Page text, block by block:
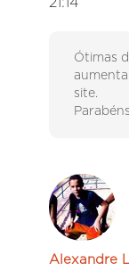
Ótimas
site.
Alexandre